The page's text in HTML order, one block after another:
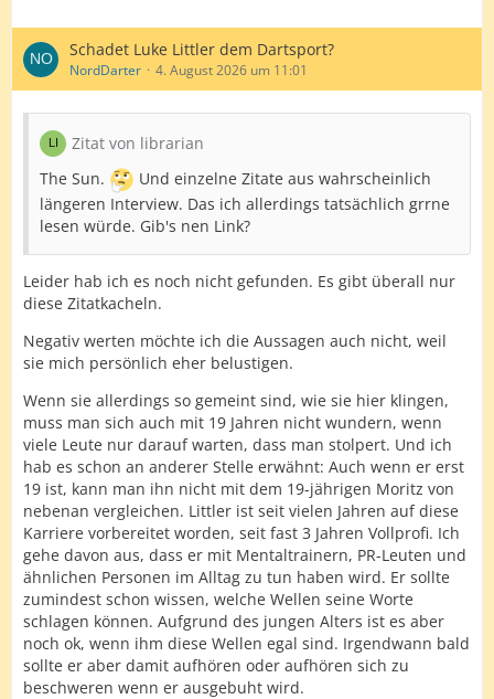
Schadet Luke Littler dem Dartsport?
NordDarter 4. August 2026 um 11:01
Zitat von librarian
The Sun.
Und einzelne Zitate aus wahrscheinlich
längeren Interview. Das ich allerdings tatsächlich grrne
lesen würde. Gib's nen Link?
Leider hab ich es noch nicht gefunden. Es gibt überall nur
diese Zitatkacheln.
Negativ werten möchte ich die Aussagen auch nicht, weil
sie mich persönlich eher belustigen.
Wenn sie allerdings so gemeint sind, wie sie hier klingen,
muss man sich auch mit 19 Jahren nicht wundern, wenn
viele Leute nur darauf warten, dass man stolpert. Und ich
hab es schon an anderer Stelle erwähnt: Auch wenn er erst
19 ist, kann man ihn nicht mit dem 19-jährigen Moritz von
nebenan vergleichen. Littler ist seit vielen Jahren auf diese
Karriere vorbereitet worden, seit fast 3 Jahren Vollprofi. Ich
gehe davon aus, dass er mit Mentaltrainern, PR-Leuten und
ähnlichen Personen im Alltag zu tun haben wird. Er sollte
zumindest schon wissen, welche Wellen seine Worte
schlagen können. Aufgrund des jungen Alters ist es aber
noch ok, wenn ihm diese Wellen egal sind. Irgendwann bald
sollte er aber damit aufhören oder aufhören sich zu
beschweren wenn er ausgebuht wird.